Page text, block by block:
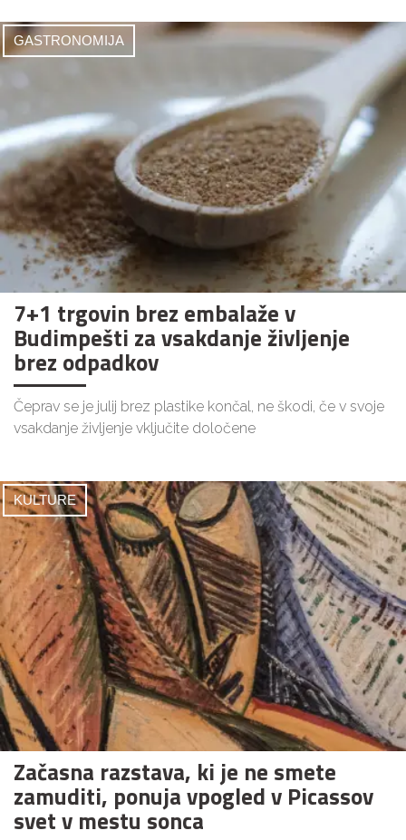
GASTRONOMIJA
7+1 trgovin brez embalaže v
Budimpešti za vsakdanje življenje
brez odpadkov
Čeprav se je julij brez plastike končal, ne škodi, če v svoje
vsakdanje življenje vključite določene
KULTURE
Začasna razstava, ki je ne smete
zamuditi, ponuja vpogled v Picassov
svet v mestu sonca